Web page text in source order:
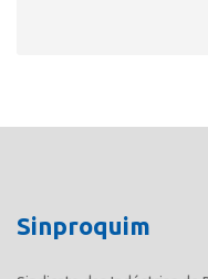
Sinproquim